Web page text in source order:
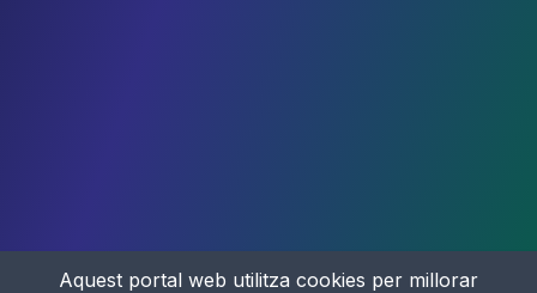
Aquest portal web utilitza cookies per millorar